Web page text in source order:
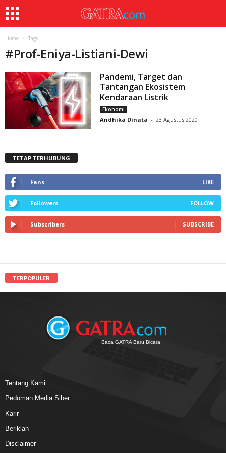
Home Tags
#Prof-Eniya-Listiani-Dewi
Pandemi, Target dan
Tantangan Ekosistem
Kendaraan Listrik
Ekonomi
Andhika Dinata - 23 Agustus 2020
TETAP TERHUBUNG
Fans LIKE
Followers FOLLOW
Subscribers SUBSCRIBE
TERPOPULER
Baca GATRA Baru Bicara
Tentang Kami
Pedoman Media Siber
Karir
Beriklan
Disclaimer